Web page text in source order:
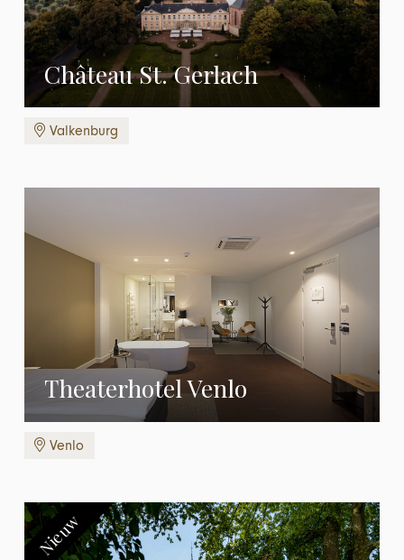
Château St. Gerlach
Valkenburg
Theaterhotel Venlo
Venlo
Nieuw